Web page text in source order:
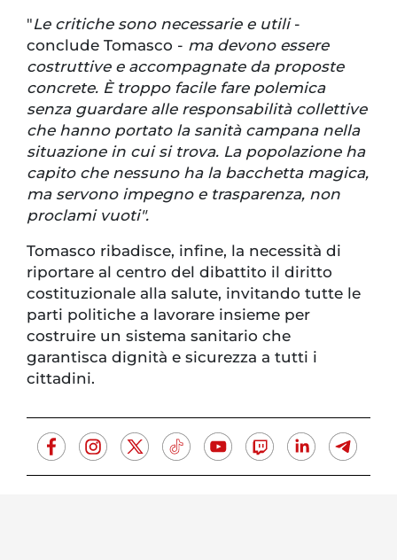
"Le critiche sono necessarie e utili -
conclude Tomasco - ma devono essere
costruttive e accompagnate da proposte
concrete. È troppo facile fare polemica
senza guardare alle responsabilità collettive
che hanno portato la sanità campana nella
situazione in cui si trova. La popolazione ha
capito che nessuno ha la bacchetta magica,
ma servono impegno e trasparenza, non
proclami vuoti".
Tomasco ribadisce, infine, la necessità di
riportare al centro del dibattito il diritto
costituzionale alla salute, invitando tutte le
parti politiche a lavorare insieme per
costruire un sistema sanitario che
garantisca dignità e sicurezza a tutti i
cittadini.